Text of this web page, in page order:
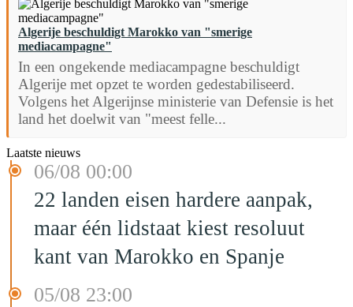
Algerije beschuldigt Marokko van "smerige
mediacampagne"
In een ongekende mediacampagne beschuldigt
Algerije met opzet te worden gedestabiliseerd.
Volgens het Algerijnse ministerie van Defensie is het
land het doelwit van "meest felle...
Laatste nieuws
06/08 00:00
22 landen eisen hardere aanpak,
maar één lidstaat kiest resoluut
kant van Marokko en Spanje
05/08 23:00